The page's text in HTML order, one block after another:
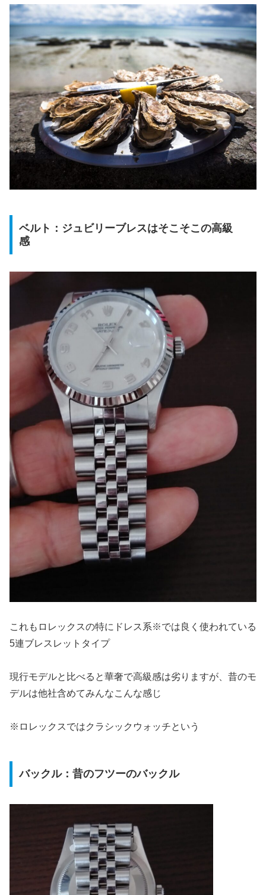
ベルト：ジュビリーブレスはそこそこの高級
感
これもロレックスの特にドレス系※では良く使われている
5連ブレスレットタイプ
現行モデルと比べると華奢で高級感は劣りますが、昔のモ
デルは他社含めてみんなこんな感じ
※ロレックスではクラシックウォッチという
バックル：昔のフツーのバックル